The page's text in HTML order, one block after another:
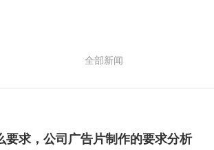
全部新闻
要求，公司广告片制作的要求分析